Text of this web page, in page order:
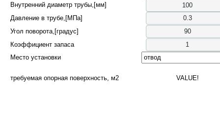
Внутренний диаметр трубы,[мм]
Давление в трубе,[МПа]
Угол поворота,[градус]
Коэффициент запаса
Место установки
требуемая опорная поверхность, м2 VALUE!